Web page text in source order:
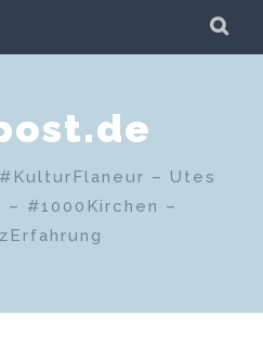
– Utes
#1000Kirchen –